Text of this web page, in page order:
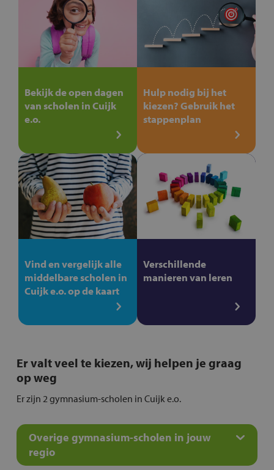
Bekijk de open dagen
van scholen in Cuijk
e.o.
Hulp nodig bij het
kiezen? Gebruik het
stappenplan
Vind en vergelijk alle
middelbare scholen in
Cuijk e.o. op de kaart
Verschillende
manieren van leren
Er valt veel te kiezen, wij helpen je graag
op weg
Er zijn 2 gymnasium-scholen in Cuijk e.o.
Overige gymnasium-scholen in jouw
regio